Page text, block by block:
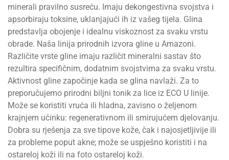
minerali pravilno susreću. Imaju dekongestivna svojstva i
apsorbiraju toksine, uklanjajući ih iz vašeg tijela. Glina
predstavlja obojenje i idealnu viskoznost za svaku vrstu
obrade. Naša linija prirodnih izvora gline u Amazoni.
Različite vrste gline imaju različit mineralni sastav što
rezultira specifičnim, dodatnim svojstvima za svaku vrstu.
Aktivnost gline započinje kada se glina navlaži. Za to
preporučujemo prirodni biljni tonik za lice iz ECO U linije.
Može se koristiti vruća ili hladna, zavisno o željenom
krajnjem učinku: regenerativnom ili smirujućem djelovanju.
Dobra su rješenja za sve tipove kože, čak i najosjetljivije ili
za probleme poput akne; može se uspješno koristiti i na
ostareloj koži ili na foto ostareloj koži.